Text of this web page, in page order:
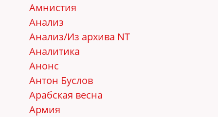
Амнистия
Анализ
Анализ/Из архива NT
Аналитика
Анонс
Антон Буслов
Арабская весна
Армия